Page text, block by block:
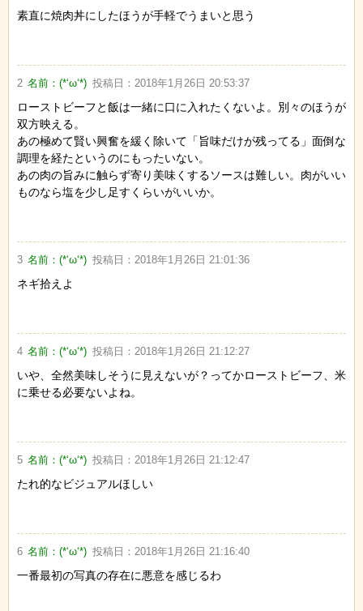
素直に焼肉丼にしたほうが手軽でうまいと思う
2 名前：(*‘ω‘*) 投稿日： 2018年1月26日 20:53:37
ローストビーフと飯は一緒に口に入れたくないよ。別々のほうが
双方映える。
あの極めて賢い興奮を緩く除いて「旨味だけが残ってる」面倒な
調理を経たというのにもったいない。
あの肉の旨みに触らず寄り美味くするソースは難しい。肉がいい
ものなら塩を少し足すくらいがいいか。
3 名前：(*‘ω‘*) 投稿日： 2018年1月26日 21:01:36
ネギ拾えよ
4 名前：(*‘ω‘*) 投稿日： 2018年1月26日 21:12:27
いや、全然美味しそうに見えないが？ってかローストビーフ、米
に乗せる必要ないよね。
5 名前：(*‘ω‘*) 投稿日： 2018年1月26日 21:12:47
たれ的なビジュアルほしい
6 名前：(*‘ω‘*) 投稿日： 2018年1月26日 21:16:40
一番最初の写真の存在に悪意を感じるわ